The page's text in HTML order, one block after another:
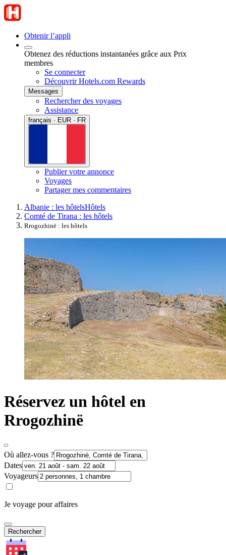
Obtenir l’appli
Obtenez des réductions instantanées grâce aux Prix
membres
Se connecter
Découvrir Hotels.com Rewards
Messages
Rechercher des voyages
Assistance
français · EUR · FR
Publier votre annonce
Voyages
Partager mes commentaires
Albanie : les hôtelsHôtels
Comté de Tirana : les hôtels
Rrogozhinë : les hôtels
Réservez un hôtel en
Rrogozhinë
Où allez-vous ?
Dates
Voyageurs
Je voyage pour affaires
Rechercher